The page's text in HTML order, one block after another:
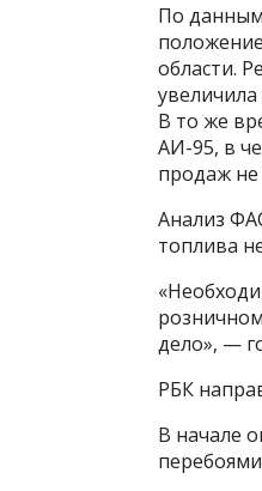
По
области.
В то же
АИ-95, в
продаж не
Анализ
топлива
дело», —
РБК
В начале